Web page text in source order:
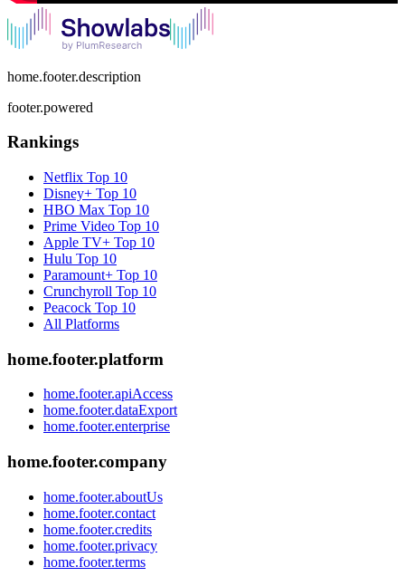
home.footer.description
footer.powered
Rankings
Netflix Top 10
Disney+ Top 10
HBO Max Top 10
Prime Video Top 10
Apple TV+ Top 10
Hulu Top 10
Paramount+ Top 10
Crunchyroll Top 10
Peacock Top 10
All Platforms
home.footer.platform
home.footer.apiAccess
home.footer.dataExport
home.footer.enterprise
home.footer.company
home.footer.aboutUs
home.footer.contact
home.footer.credits
home.footer.privacy
home.footer.terms